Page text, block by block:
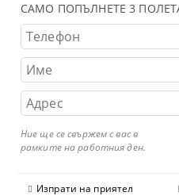
САМО ПОПЪЛНЕТЕ 3
Ние ще се свържем с вас в
рамките на работния ден.
Изпрати на приятел